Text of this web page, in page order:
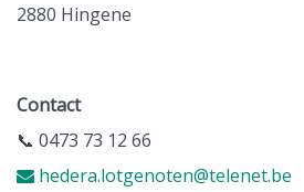
2880 Hingene
Contact
📞 0473 73 12 66
hedera.lotgenoten@telenet.be